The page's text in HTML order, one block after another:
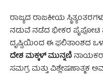
ರಾಜ್ಯದ ರಾಜಕೀಯ
ನಡುವೆ ನಡೆದ ಭೀಕರ ಪೈಪೋಟಿ
ದೃಷ್ಟಿಯಿಂದ ಈ ಫಲಿತಾಂಶದ
ದೇಶ ಮಕ್ಕಳ್ ಮುನ್ನಣಿ
ಸಮಗ್ರ ಮತ್ತು ವಿಶ್ಲೇಷಣಾತ್ಮಕ